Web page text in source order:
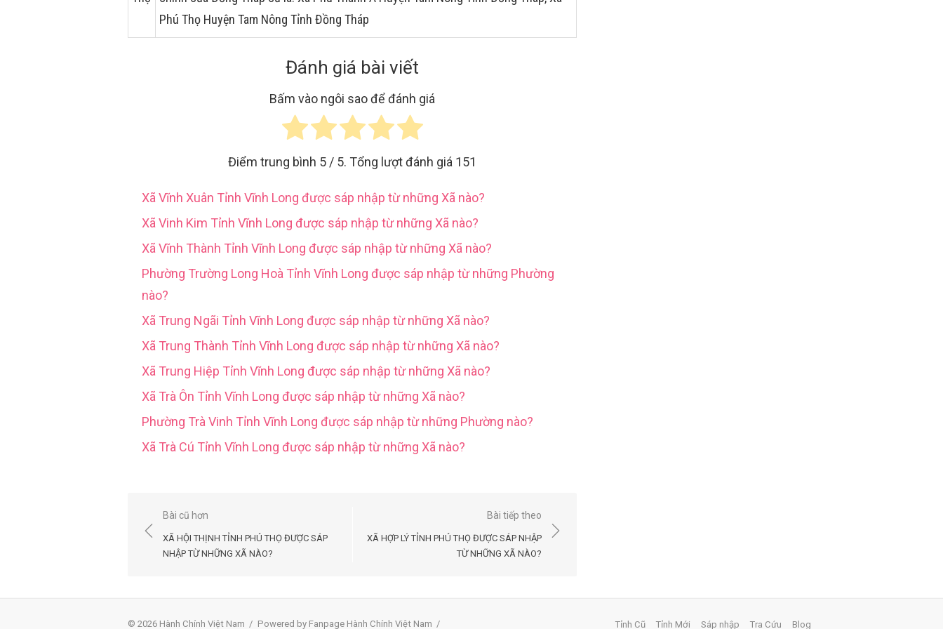
Phú Thọ Huyện Tam Nông Tỉnh Đồng Tháp
Đánh giá bài viết
Bấm vào ngôi sao để đánh giá
Điểm trung bình 5 / 5. Tổng lượt đánh giá 151
Xã Vĩnh Xuân Tỉnh Vĩnh Long được sáp nhập từ những Xã nào?
Xã Vinh Kim Tỉnh Vĩnh Long được sáp nhập từ những Xã nào?
Xã Vĩnh Thành Tỉnh Vĩnh Long được sáp nhập từ những Xã nào?
Phường Trường Long Hoà Tỉnh Vĩnh Long được sáp nhập từ những Phường
nào?
Xã Trung Ngãi Tỉnh Vĩnh Long được sáp nhập từ những Xã nào?
Xã Trung Thành Tỉnh Vĩnh Long được sáp nhập từ những Xã nào?
Xã Trung Hiệp Tỉnh Vĩnh Long được sáp nhập từ những Xã nào?
Xã Trà Ôn Tỉnh Vĩnh Long được sáp nhập từ những Xã nào?
Phường Trà Vinh Tỉnh Vĩnh Long được sáp nhập từ những Phường nào?
Xã Trà Cú Tỉnh Vĩnh Long được sáp nhập từ những Xã nào?
Điều
hướng
Bài cũ hơn
XÃ HỘI THỊNH TỈNH PHÚ THỌ ĐƯỢC SÁP
NHẬP TỪ NHỮNG XÃ NÀO?
Bài tiếp theo
XÃ HỢP LÝ TỈNH PHÚ THỌ ĐƯỢC SÁP NHẬP
TỪ NHỮNG XÃ NÀO?
© 2026 Hành Chính Việt Nam / Powered by Fanpage Hành Chính Việt Nam / Tỉnh Cũ Tỉnh Mới Sáp nhập Tra Cứu Blog